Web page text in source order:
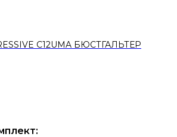
C12UMA БЮСТГАЛЬТЕР